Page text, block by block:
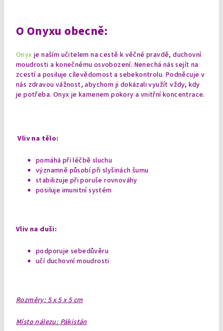
O Onyxu obecně:
Onyx je naším učitelem na cestě k věčné pravdě, duchovní
moudrosti a konečnému osvobození. Nenechá nás sejít na
zcestí a posiluje cílevědomost a sebekontrolu. Podněcuje v
nás zdravou vážnost, abychom ji dokázali využít vždy, kdy
je potřeba. Onyx je kamenem pokory a vnitřní koncentrace.
Vliv na tělo:
pomáhá při léčbě sluchu
významně působí při slyšinách šumu
stabilizuje při poruše rovnováhy
posiluje imunitní systém
Vliv na duši:
podporuje sebedůvěru
učí duchovní moudrosti
Rozměry: 5 x 5 x 5 cm
Místo nálezu: Pákistán